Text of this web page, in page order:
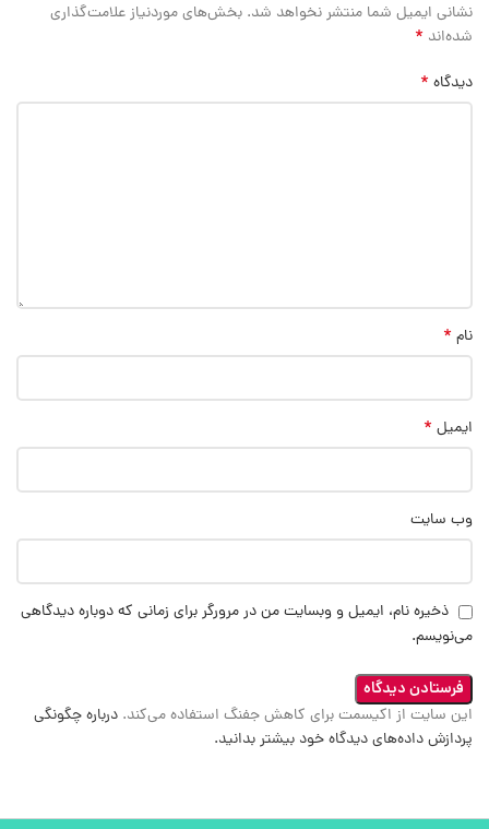
نشانی ایمیل شما منتشر نخواهد شد. بخش‌های موردنیاز علامت‌گذاری
شده‌اند *
دیدگاه *
نام *
ایمیل *
وب‌ سایت
ذخیره نام، ایمیل و وبسایت من در مرورگر برای زمانی که دوباره دیدگاهی
می‌نویسم.
این سایت از اکیسمت برای کاهش جفنگ استفاده می‌کند. درباره چگونگی
پردازش داده‌های دیدگاه خود بیشتر بدانید.